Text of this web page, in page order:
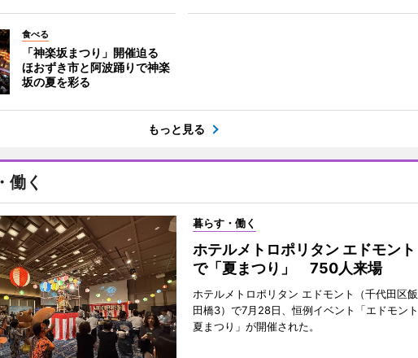
食べる
「神楽坂まつり」開催迫る
ほおずき市と阿波踊りで神楽
坂の夏を彩る
もっと見る
働く
暮らす・働く
ホテルメトロポリタン エドモント
で「夏まつり」 750人来場
ホテルメトロポリタン エドモント（千代田区飯
田橋3）で7月28日、恒例イベント「エドモント
夏まつり」が開催された。